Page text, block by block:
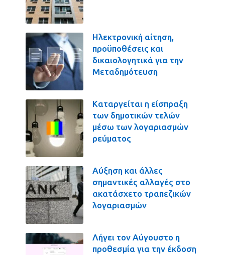
Ηλεκτρονική αίτηση,
προϋποθέσεις και
δικαιολογητικά για την
Μεταδημότευση
Καταργείται η είσπραξη
των δημοτικών τελών
μέσω των λογαριασμών
ρεύματος
Αύξηση και άλλες
σημαντικές αλλαγές στο
ακατάσχετο τραπεζικών
λογαριασμών
Λήγει τον Αύγουστο η
προθεσμία για την έκδοση